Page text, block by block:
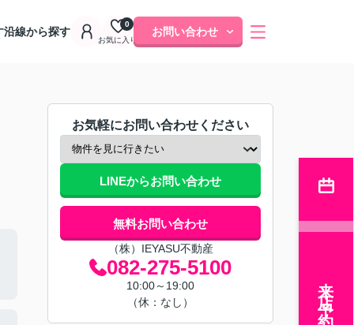
沿線から探す
お気に入り
0
お問い合わせ
お気軽にお問い合わせください
LINEからお問い合わせ
無料お問い合わせ
（株）IEYASU不動産
082-275-5100
10:00～19:00
（休：なし）
来店予約